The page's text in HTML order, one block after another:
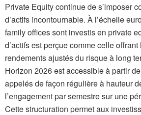
Private Equity continue de s’imposer
d’actifs incontournable. À l’échelle
family offices sont investis en private
d’actifs est perçue comme celle
rendements ajustés du risque à long
Horizon 2026 est accessible à partir
appelés de façon régulière à hauteur
l’engagement par semestre sur une
Cette structuration permet aux